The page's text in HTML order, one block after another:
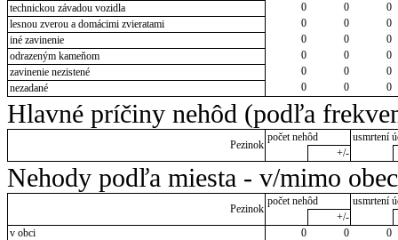
technickou závadou vozidla
0 0
0
lesnou zverou a domácimi zvieratami
0 0
0
iné zavinenie
0 0
0
odrazeným kameňom
0 0
0
zavinenie nezistené
0 0
0
nezadané
0 0 0
Hlavné príčiny nehôd (podľa
Pezinok
počet nehôd
usmrtení
+/-
Nehody podľa miesta - v/mimo obec
Pezinok
počet nehôd
usmrtení
+/-
v obci
0 0
0